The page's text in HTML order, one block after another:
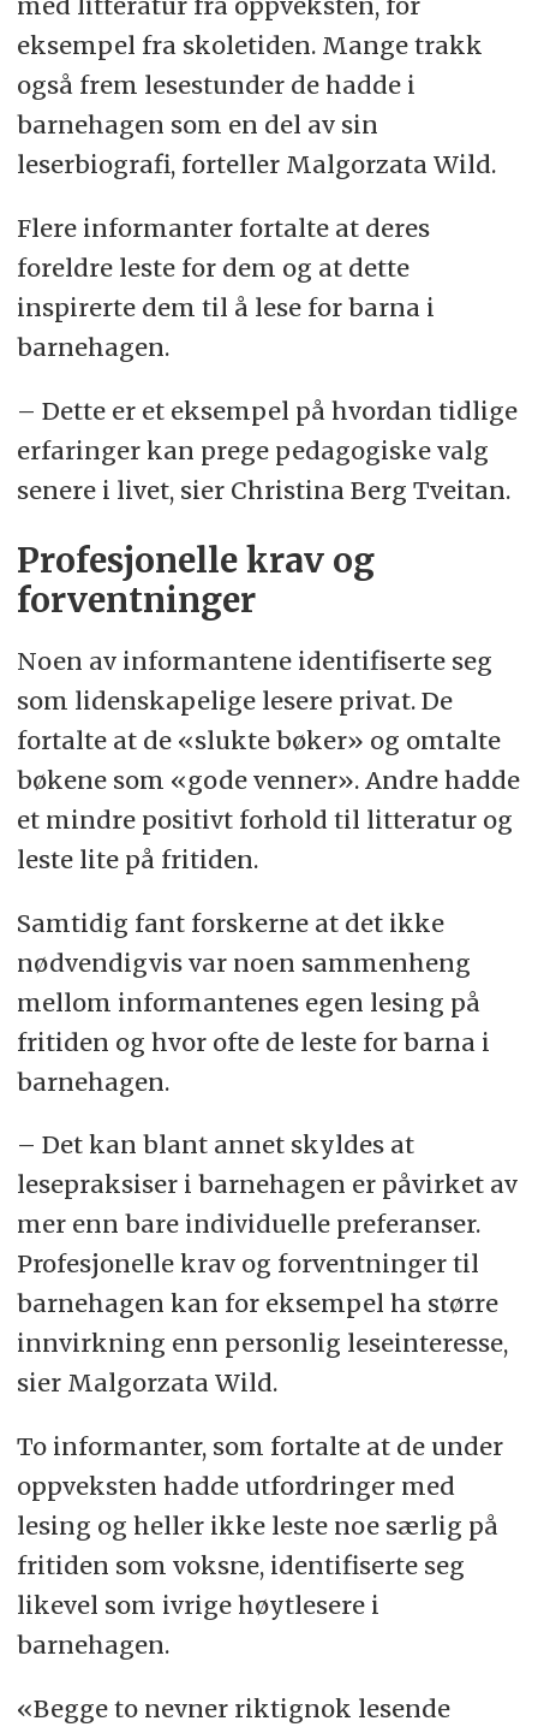
eksempel fra skoletiden. Mange trakk
også frem lesestunder de hadde i
barnehagen som en del av sin
leserbiografi, forteller Malgorzata Wild.
Flere informanter fortalte at deres
foreldre leste for dem og at dette
inspirerte dem til å lese for barna i
barnehagen.
– Dette er et eksempel på hvordan tidlige
erfaringer kan prege pedagogiske valg
senere i livet, sier Christina Berg Tveitan.
Profesjonelle krav og
forventninger
Noen av informantene identifiserte seg
som lidenskapelige lesere privat. De
fortalte at de «slukte bøker» og omtalte
bøkene som «gode venner». Andre hadde
et mindre positivt forhold til litteratur og
leste lite på fritiden.
Samtidig fant forskerne at det ikke
nødvendigvis var noen sammenheng
mellom informantenes egen lesing på
fritiden og hvor ofte de leste for barna i
barnehagen.
– Det kan blant annet skyldes at
lesepraksiser i barnehagen er påvirket av
mer enn bare individuelle preferanser.
Profesjonelle krav og forventninger til
barnehagen kan for eksempel ha større
innvirkning enn personlig leseinteresse,
sier Malgorzata Wild.
To informanter, som fortalte at de under
oppveksten hadde utfordringer med
lesing og heller ikke leste noe særlig på
fritiden som voksne, identifiserte seg
likevel som ivrige høytlesere i
barnehagen.
«Begge to nevner riktignok lesende